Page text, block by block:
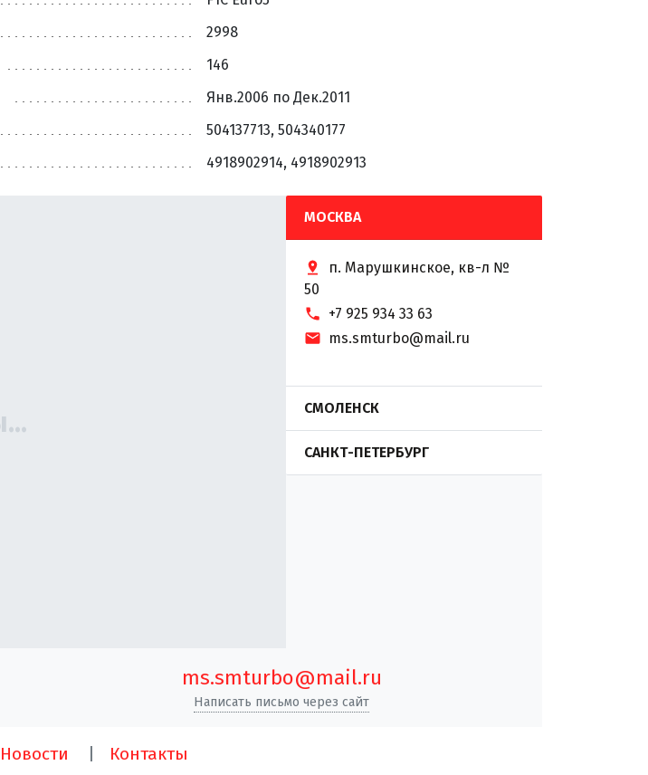
2998
146
Янв.2006 по Дек.2011
504137713, 504340177
4918902914, 4918902913
МОСКВА
п. Марушкинское, кв-л №
50
+7 925 934 33 63
ms.smturbo@mail.ru
СМОЛЕНСК
САНКТ-ПЕТЕРБУРГ
ms.smturbo@mail.ru
Написать письмо через сайт
Новости Контакты